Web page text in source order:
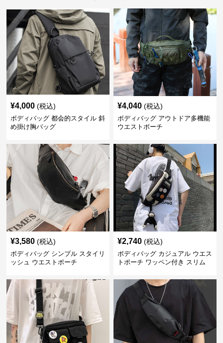
¥4,000 (税込)
ボディバッグ 都会的スタイル 斜
め掛け胸バッグ
¥4,040 (税込)
ボディバッグ アウトドア多機能
ウエストポーチ
¥3,580 (税込)
ボディバッグ シンプル スタイリ
ッシュ ウエストポーチ
¥2,740 (税込)
ボディバッグ カジュアル ウエス
トポーチ ワッペン付き スリム